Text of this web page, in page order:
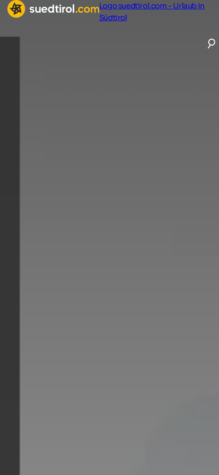
Logo suedtirol.com - Urlaub in
Südtirol